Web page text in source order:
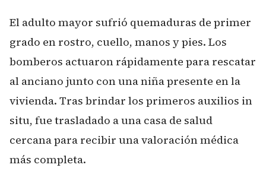
El adulto mayor sufrió quemaduras de primer
grado en rostro, cuello, manos y pies. Los
bomberos actuaron rápidamente para rescatar
al anciano junto con una niña presente en la
vivienda. Tras brindar los primeros auxilios in
situ, fue trasladado a una casa de salud
cercana para recibir una valoración médica
más completa.